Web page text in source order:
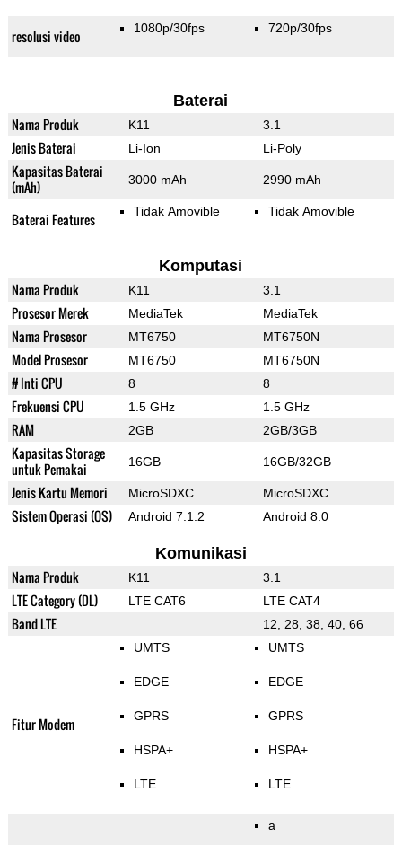
resolusi video 1080p/30fps 720p/30fps
Baterai
Nama Produk K11 3.1
Jenis Baterai Li-Ion Li-Poly
Kapasitas Baterai
(mAh)
3000 mAh 2990 mAh
Baterai Features Tidak Amovible Tidak Amovible
Komputasi
Nama Produk K11 3.1
Prosesor Merek MediaTek MediaTek
Nama Prosesor MT6750 MT6750N
Model Prosesor MT6750 MT6750N
# Inti CPU 8 8
Frekuensi CPU 1.5 GHz 1.5 GHz
RAM 2GB 2GB/3GB
Kapasitas Storage
untuk Pemakai
16GB 16GB/32GB
Jenis Kartu Memori MicroSDXC MicroSDXC
Sistem Operasi (OS) Android 7.1.2 Android 8.0
Komunikasi
Nama Produk K11 3.1
LTE Category (DL) LTE CAT6 LTE CAT4
Band LTE 12, 28, 38, 40, 66
Fitur Modem
UMTS
EDGE
GPRS
HSPA+
LTE
UMTS
EDGE
GPRS
HSPA+
LTE
a